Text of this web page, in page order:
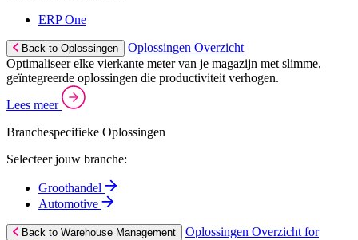
ERP One
Back to Oplossingen
Oplossingen Overzicht
Optimaliseer elke vierkante meter van je magazijn met slimme,
geïntegreerde oplossingen die productiviteit verhogen.
Lees meer
Branchespecifieke Oplossingen
Selecteer jouw branche:
Groothandel
Automotive
Back to Warehouse Management
Oplossingen Overzicht for